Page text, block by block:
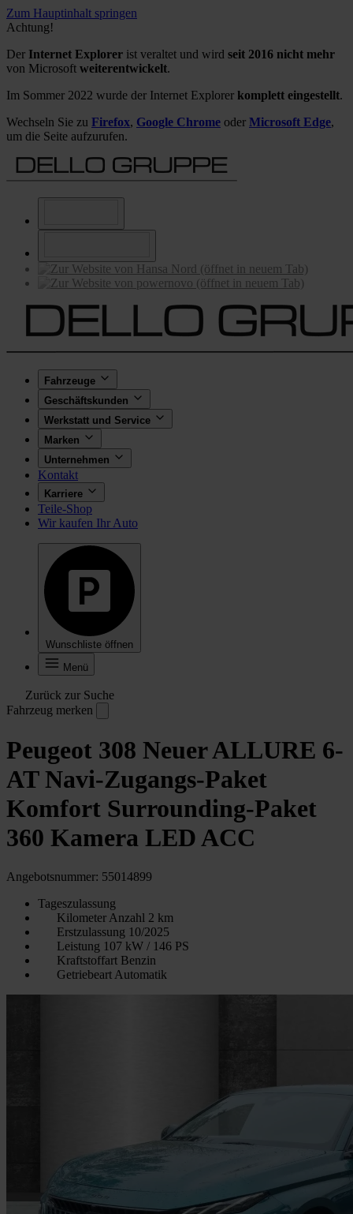
Zum Hauptinhalt springen
Achtung!
Der Internet Explorer ist veraltet und wird seit 2016 nicht mehr
von Microsoft weiterentwickelt.
Im Sommer 2022 wurde der Internet Explorer komplett eingestellt.
Wechseln Sie zu Firefox, Google Chrome oder Microsoft Edge,
um die Seite aufzurufen.
Fahrzeuge
Geschäftskunden
Werkstatt und Service
Marken
Unternehmen
Kontakt
Karriere
Teile-Shop
Wir kaufen Ihr Auto
Wunschliste öffnen
Menü
Zurück zur Suche
Fahrzeug merken
Peugeot 308 Neuer ALLURE 6-
AT Navi-Zugangs-Paket
Komfort Surrounding-Paket
360 Kamera LED ACC
Angebotsnummer: 55014899
Tageszulassung
Kilometer Anzahl 2 km
Erstzulassung 10/2025
Leistung 107 kW / 146 PS
Kraftstoffart Benzin
Getriebeart Automatik